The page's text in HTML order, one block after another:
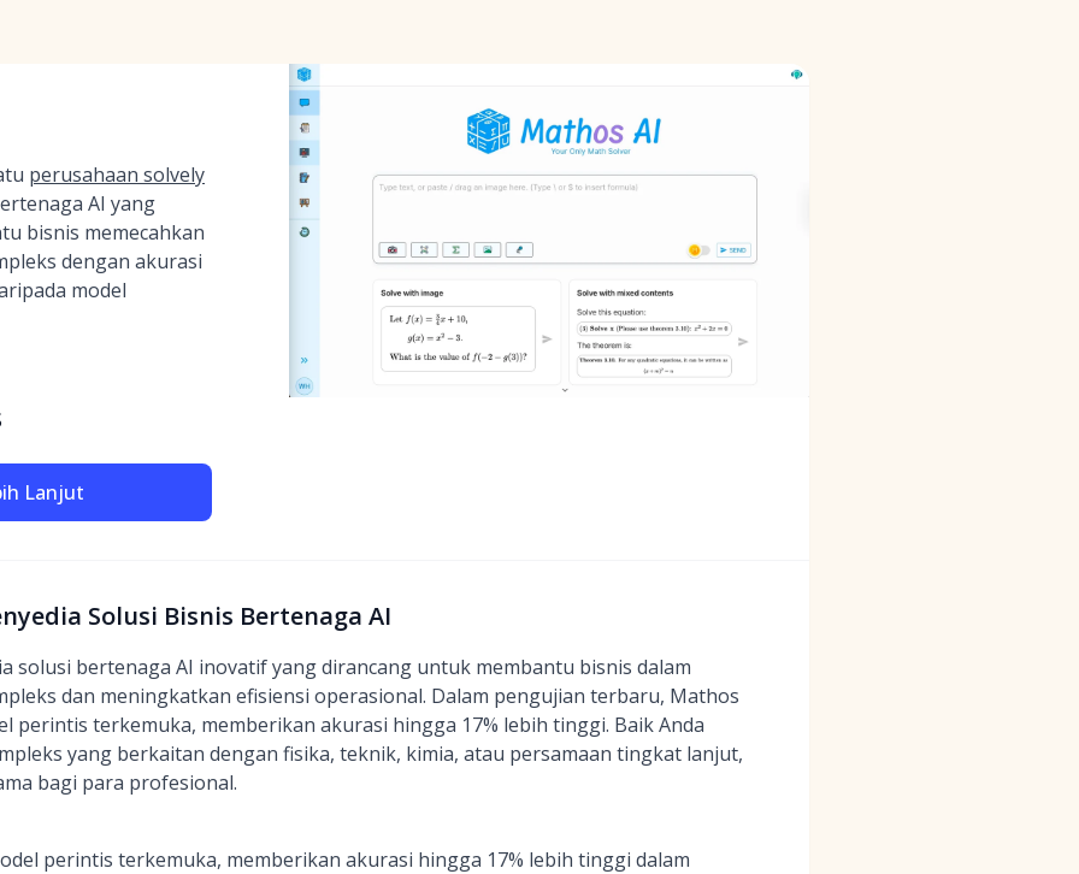
perusahaan solvely
AI yang
bisnis memecahkan
dengan akurasi
model
Lanjut
Solusi Bisnis Bertenaga AI
solusi bertenaga AI inovatif yang dirancang untuk membantu bisnis dalam
dan meningkatkan efisiensi operasional. Dalam pengujian terbaru, Mathos
perintis terkemuka, memberikan akurasi hingga 17% lebih tinggi. Baik Anda
yang berkaitan dengan fisika, teknik, kimia, atau persamaan tingkat lanjut,
bagi para profesional.
perintis terkemuka, memberikan akurasi hingga 17% lebih tinggi dalam